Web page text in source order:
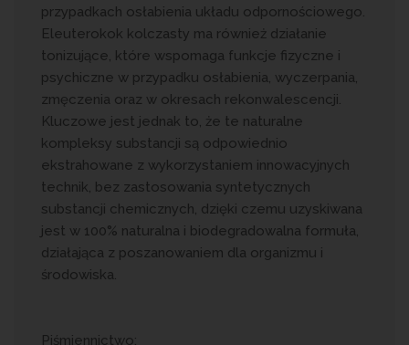
przypadkach osłabienia układu odpornościowego.
Eleuterokok kolczasty ma również działanie
tonizujące, które wspomaga funkcje fizyczne i
psychiczne w przypadku osłabienia, wyczerpania,
zmęczenia oraz w okresach rekonwalescencji.
Kluczowe jest jednak to, że te naturalne
kompleksy substancji są odpowiednio
ekstrahowane z wykorzystaniem innowacyjnych
technik, bez zastosowania syntetycznych
substancji chemicznych, dzięki czemu uzyskiwana
jest w 100% naturalna i biodegradowalna formuła,
działająca z poszanowaniem dla organizmu i
środowiska.
Piśmiennictwo: